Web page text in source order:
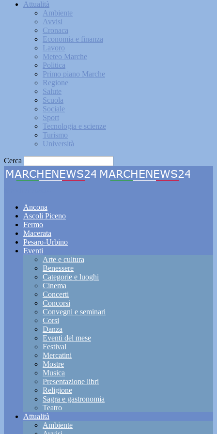
Attualità
Ambiente
Avvisi
Cronaca
Economia e finanza
Lavoro
Meteo Marche
Politica
Primo piano Marche
Regione
Salute
Scuola
Sociale
Sport
Tecnologia e scienze
Turismo
Università
Cerca
Ancona
Ascoli Piceno
Fermo
Macerata
Pesaro-Urbino
Eventi
Arte e cultura
Benessere
Categorie e luoghi
Cinema
Concerti
Concorsi
Convegni e seminari
Corsi
Danza
Eventi del mese
Festival
Mercatini
Mostre
Musica
Presentazione libri
Religione
Sagra e gastronomia
Teatro
Attualità
Ambiente